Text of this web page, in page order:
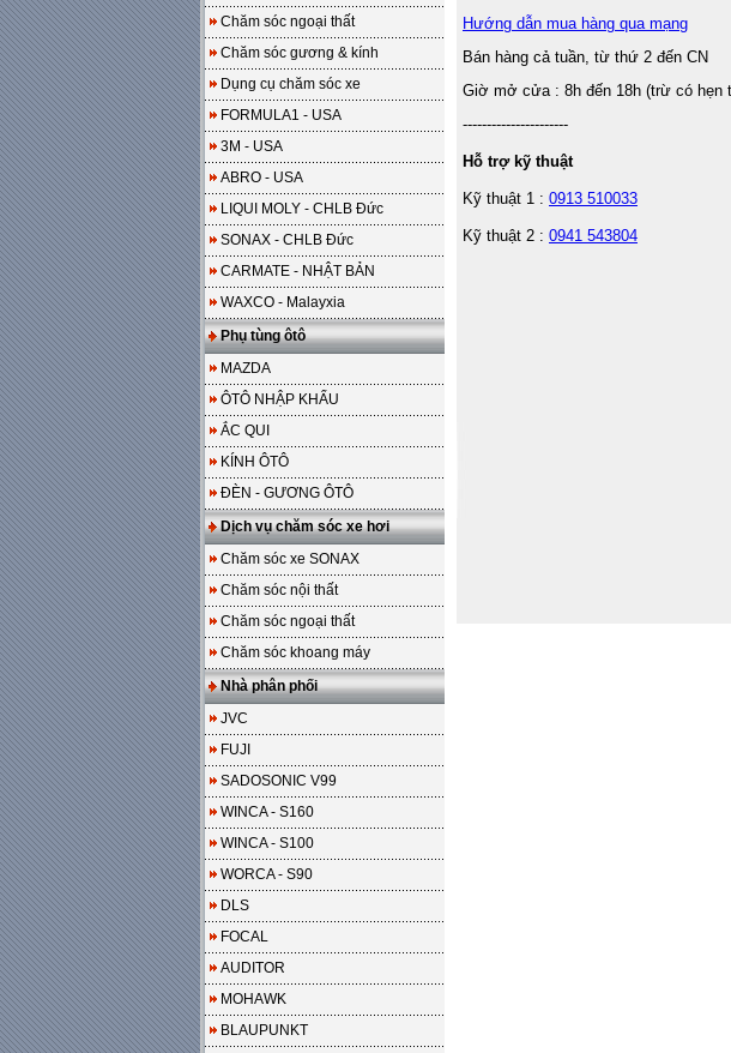
Chăm sóc ngoại thất
Chăm sóc gương & kính
Dụng cụ chăm sóc xe
FORMULA1 - USA
3M - USA
ABRO - USA
LIQUI MOLY - CHLB Đức
SONAX - CHLB Đức
CARMATE - NHẬT BẢN
WAXCO - Malayxia
Phụ tùng ôtô
MAZDA
ÔTÔ NHẬP KHẨU
ẮC QUI
KÍNH ÔTÔ
ĐÈN - GƯƠNG ÔTÔ
Dịch vụ chăm sóc xe hơi
Chăm sóc xe SONAX
Chăm sóc nội thất
Chăm sóc ngoại thất
Chăm sóc khoang máy
Nhà phân phối
JVC
FUJI
SADOSONIC V99
WINCA - S160
WINCA - S100
WORCA - S90
DLS
FOCAL
AUDITOR
MOHAWK
BLAUPUNKT
Hướng dẫn mua hàng qua mạng
Bán hàng cả tuần, từ thứ 2 đến CN
Giờ mở cửa : 8h đến 18h (trừ có hẹn
----------------------
Hỗ trợ kỹ thuật
Kỹ thuật 1 : 0913 510033
Kỹ thuật 2 : 0941 543804